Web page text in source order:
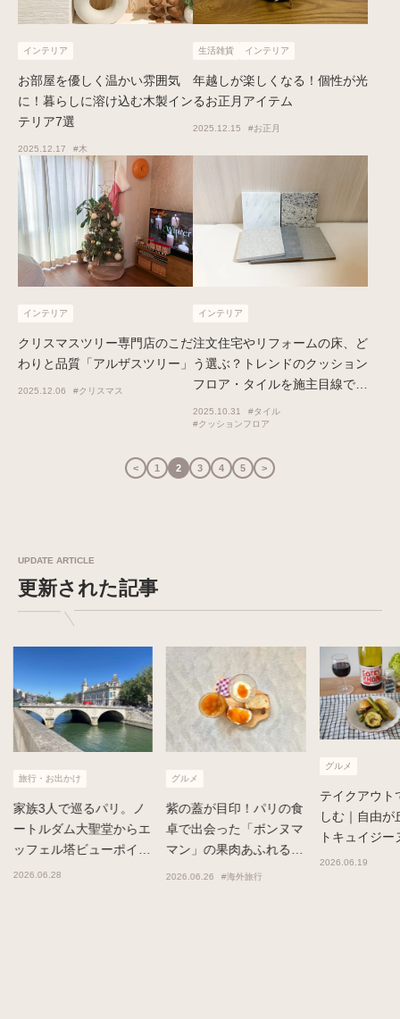
インテリア
お部屋を優しく温かい雰囲気
に！暮らしに溶け込む木製イン
テリア7選
2025.12.17 #木
生活雑貨 インテリア
年越しが楽しくなる！個性が光
るお正月アイテム
2025.12.15 #お正月
インテリア
クリスマスツリー専門店のこだ
わりと品質「アルザスツリー」
2025.12.06 #クリスマス
インテリア
注文住宅やリフォームの床、ど
う選ぶ？トレンドのクッション
フロア・タイルを施主目線で比
2025.10.31
#タイル
#クッションフロア
< 1 2 3 4 5 >
UPDATE ARTICLE
更新された記事
グルメ
紫の蓋が目印！パリの食
卓で出会った「ボンヌマ
マン」の果肉あふれるピ
ーチジャム
2026.06.26
しむ｜自由が丘「ココッ
トキュイジーヌ」のフレ
ンチ惣菜
BIRDS’
きめくアー